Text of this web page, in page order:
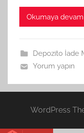
Okumaya
Depozito İade
Yorum yapın
WordPress